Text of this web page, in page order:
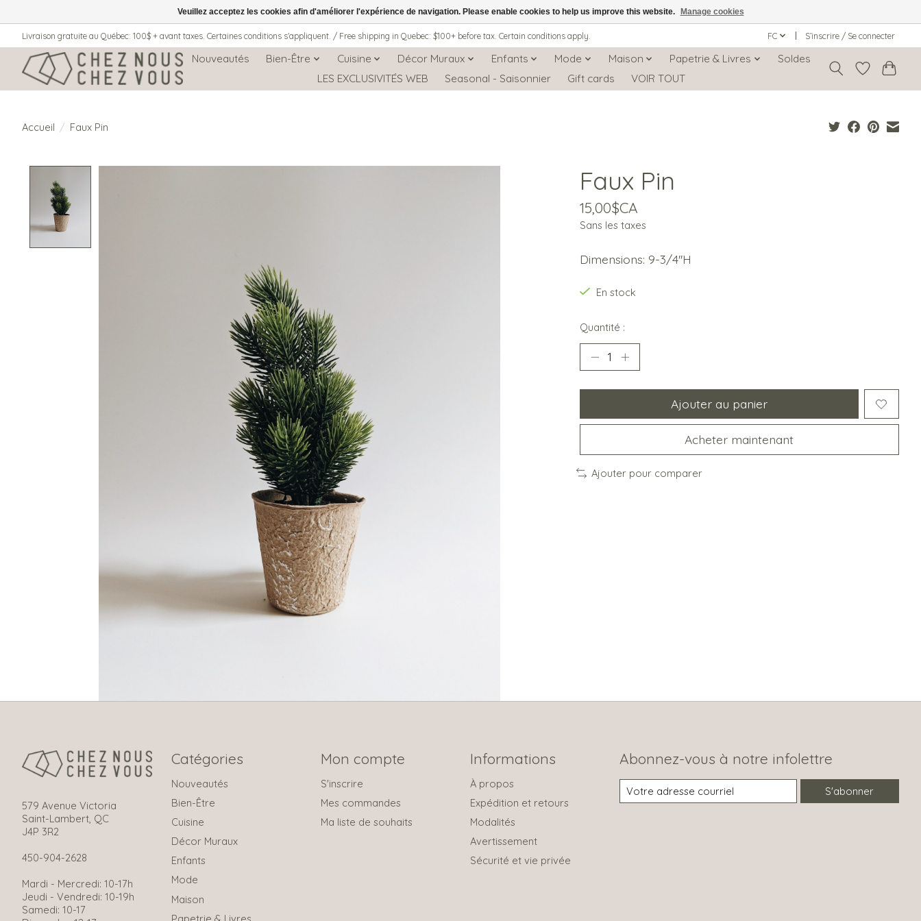
Livraison gratuite au Québec: 100$ + avant taxes. Certaines conditions s'appliquent. / Free shipping in Quebec: $100+ before tax. Certain conditions apply. FC S’inscrire / Se connecter
Nouveautés Bien-Être Cuisine Décor Muraux Enfants Mode Maison Papetrie & Livres
Soldes
LES EXCLUSIVITÉS WEB
Seasonal - Saisonnier Gift cards VOIR TOUT
Accueil / Faux Pin
Faux Pin
15,00$CA
Sans les taxes
Dimensions: 9-3/4''H
En stock
Quantité :
Ajouter au panier
Acheter maintenant
Ajouter pour comparer
579 Avenue Victoria
Saint-Lambert, QC
J4P 3R2
450-904-2628
Mardi - Mercredi: 10-17h
Jeudi - Vendredi: 10-19h
Samedi: 10-17
Catégories
Nouveautés
Bien-Être
Cuisine
Décor Muraux
Enfants
Mode
Maison
Papetrie & Livres
Mon compte
S'inscrire
Mes commandes
Ma liste de souhaits
Informations
À propos
Expédition et retours
Modalités
Avertissement
Sécurité et vie privée
Abonnez-vous à notre infolettre
S'abonner
Veuillez acceptez les cookies afin d'améliorer l'expérience de navigation. Please enable cookies to help us improve this website. Manage cookies